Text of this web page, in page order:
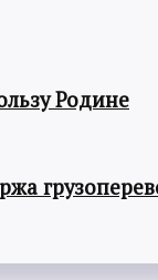
Родине